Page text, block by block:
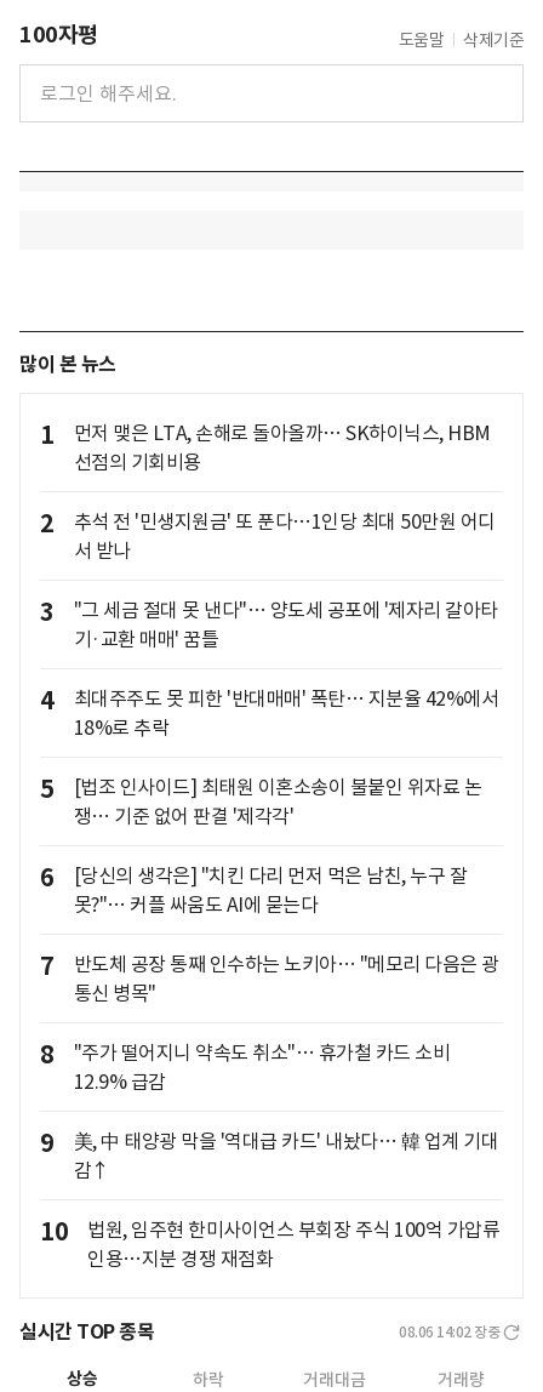
100자평 도움말 삭제기준
많이 본 뉴스
1
먼저 맺은 LTA, 손해로 돌아올까… SK하이닉스, HBM
선점의 기회비용
2
추석 전 '민생지원금' 또 푼다…1인당 최대 50만원 어디
서 받나
3
"그 세금 절대 못 낸다"… 양도세 공포에 '제자리 갈아타
기·교환 매매' 꿈틀
4
최대주주도 못 피한 '반대매매' 폭탄… 지분율 42%에서
18%로 추락
5
[법조 인사이드] 최태원 이혼소송이 불붙인 위자료 논
쟁… 기준 없어 판결 '제각각'
6
[당신의 생각은] "치킨 다리 먼저 먹은 남친, 누구 잘
못?"… 커플 싸움도 AI에 묻는다
7
반도체 공장 통째 인수하는 노키아… "메모리 다음은 광
통신 병목"
8
"주가 떨어지니 약속도 취소"… 휴가철 카드 소비
12.9% 급감
9
美, 中 태양광 막을 '역대급 카드' 내놨다… 韓 업계 기대
감↑
10
법원, 임주현 한미사이언스 부회장 주식 100억 가압류
인용…지분 경쟁 재점화
실시간 TOP 종목 08.06 14:02 장중
상승 하락 거래대금 거래량